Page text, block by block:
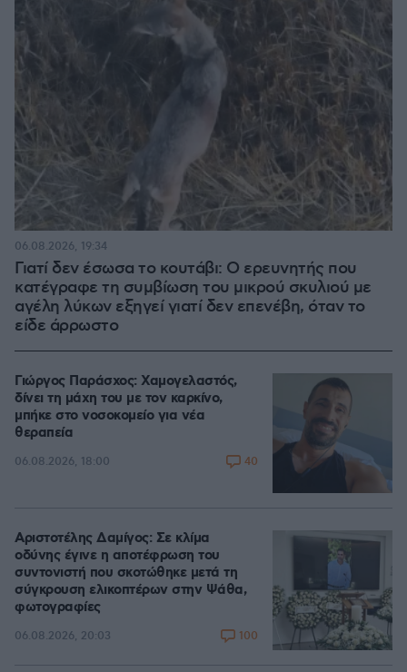
Γιατί δεν έσωσα το κουτάβι: Ο ερευνητής που
κατέγραφε τη συμβίωση του μικρού σκυλιού με
αγέλη λύκων εξηγεί γιατί δεν επενέβη, όταν το
είδε άρρωστο
06.08.2026, 19:34
Γιώργος Παράσχος: Χαμογελαστός,
δίνει τη μάχη του με τον καρκίνο,
μπήκε στο νοσοκομείο για νέα
θεραπεία
06.08.2026, 18:00 40
Αριστοτέλης Δαμίγος: Σε κλίμα
οδύνης έγινε η αποτέφρωση του
συντονιστή που σκοτώθηκε μετά τη
σύγκρουση ελικοπτέρων στην Ψάθα,
φωτογραφίες
06.08.2026, 20:03 100